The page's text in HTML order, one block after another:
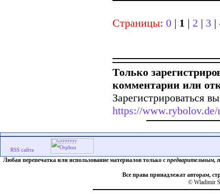
Страницы: 0 | 1 | 2 | 3 |
Только
комментарии или
Зарегистрироваться
https://www.rybolov.de/
Любая перепечатка или использование материалов только с предварительным,
Все права принадлежат авторам,
© Wladimir